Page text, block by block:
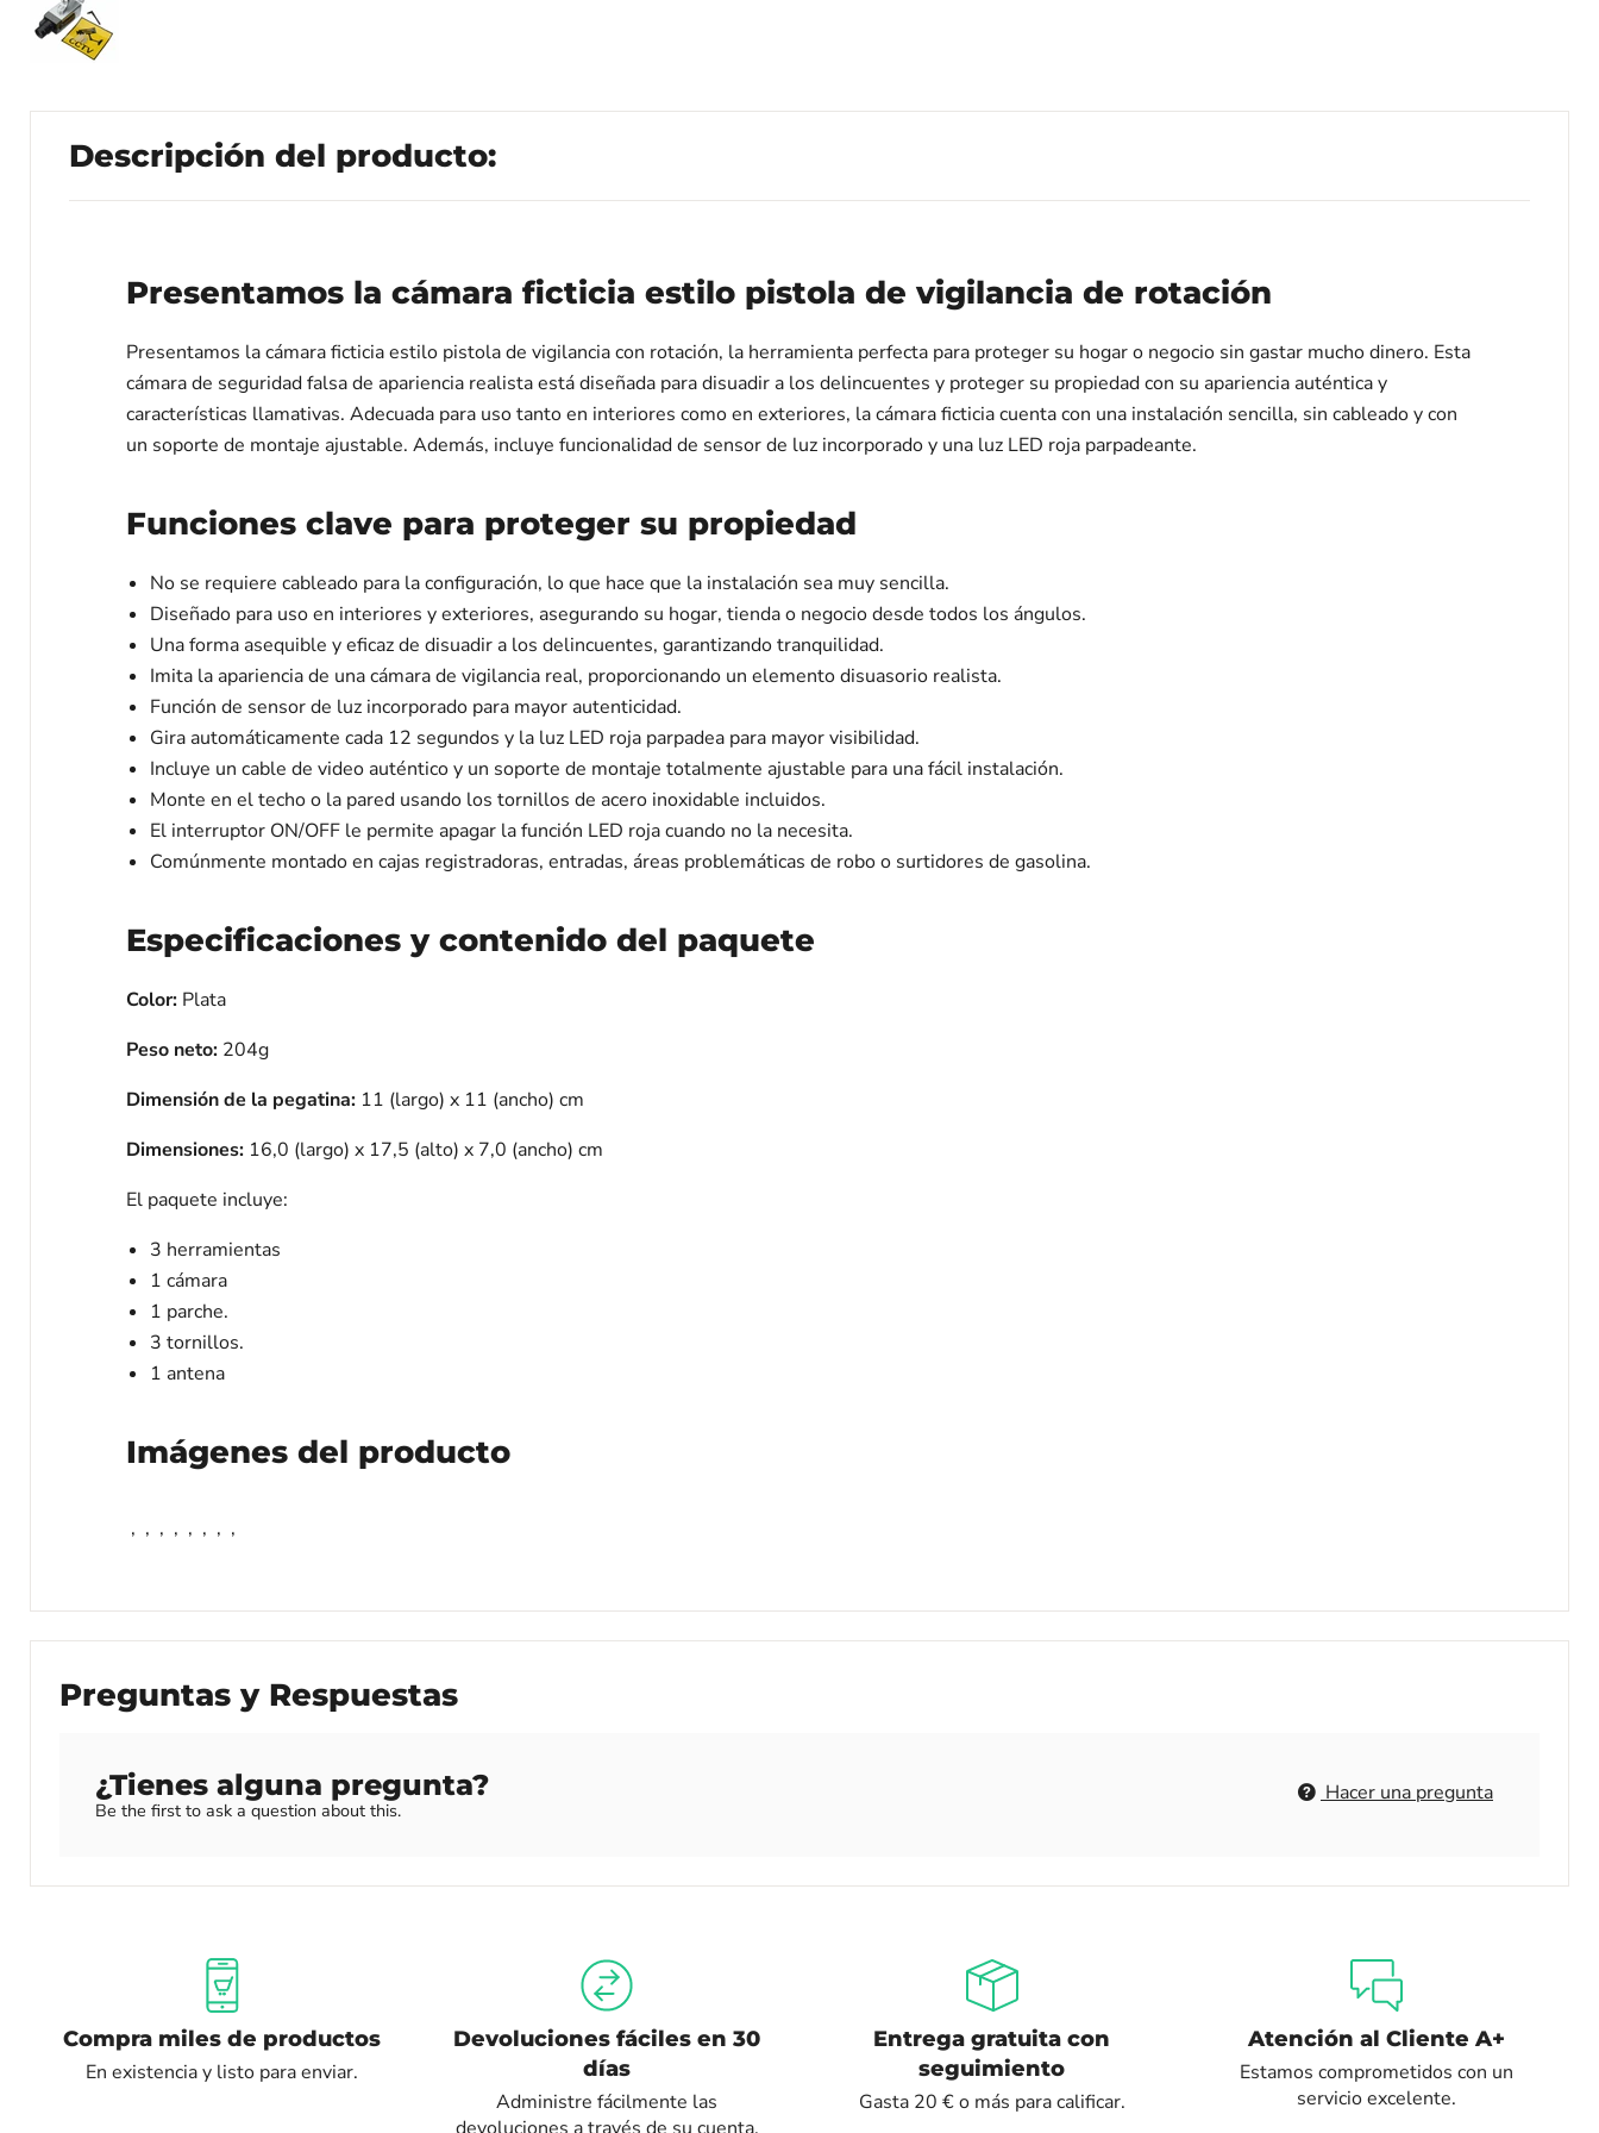
Descripción del producto:
Presentamos la cámara ficticia estilo pistola de vigilancia de rotación
Presentamos la cámara ficticia estilo pistola de vigilancia con rotación, la herramienta perfecta para proteger su hogar o negocio sin gastar mucho dinero. Esta
cámara de seguridad falsa de apariencia realista está diseñada para disuadir a los delincuentes y proteger su propiedad con su apariencia auténtica y
características llamativas. Adecuada para uso tanto en interiores como en exteriores, la cámara ficticia cuenta con una instalación sencilla, sin cableado y con
un soporte de montaje ajustable. Además, incluye funcionalidad de sensor de luz incorporado y una luz LED roja parpadeante.
Funciones clave para proteger su propiedad
No se requiere cableado para la configuración, lo que hace que la instalación sea muy sencilla.
Diseñado para uso en interiores y exteriores, asegurando su hogar, tienda o negocio desde todos los ángulos.
Una forma asequible y eficaz de disuadir a los delincuentes, garantizando tranquilidad.
Imita la apariencia de una cámara de vigilancia real, proporcionando un elemento disuasorio realista.
Función de sensor de luz incorporado para mayor autenticidad.
Gira automáticamente cada 12 segundos y la luz LED roja parpadea para mayor visibilidad.
Incluye un cable de video auténtico y un soporte de montaje totalmente ajustable para una fácil instalación.
Monte en el techo o la pared usando los tornillos de acero inoxidable incluidos.
El interruptor ON/OFF le permite apagar la función LED roja cuando no la necesita.
Comúnmente montado en cajas registradoras, entradas, áreas problemáticas de robo o surtidores de gasolina.
Especificaciones y contenido del paquete
Color: Plata
Peso neto: 204g
Dimensión de la pegatina: 11 (largo) x 11 (ancho) cm
Dimensiones: 16,0 (largo) x 17,5 (alto) x 7,0 (ancho) cm
El paquete incluye:
3 herramientas
1 cámara
1 parche.
3 tornillos.
1 antena
Imágenes del producto
, , , , , , , ,
Preguntas y Respuestas
¿Tienes alguna pregunta?
Be the first to ask a question about this.
Hacer una pregunta
Compra miles de productos
En existencia y listo para enviar.
Devoluciones fáciles en 30
días
Administre fácilmente las
Entrega gratuita con
seguimiento
Gasta 20 € o más para calificar.
Atención al Cliente A+
Estamos comprometidos con un
servicio excelente.